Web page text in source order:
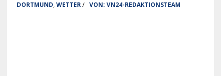
DORTMUND,WETTER/ VON: VN24-REDAKTIONSTEAM